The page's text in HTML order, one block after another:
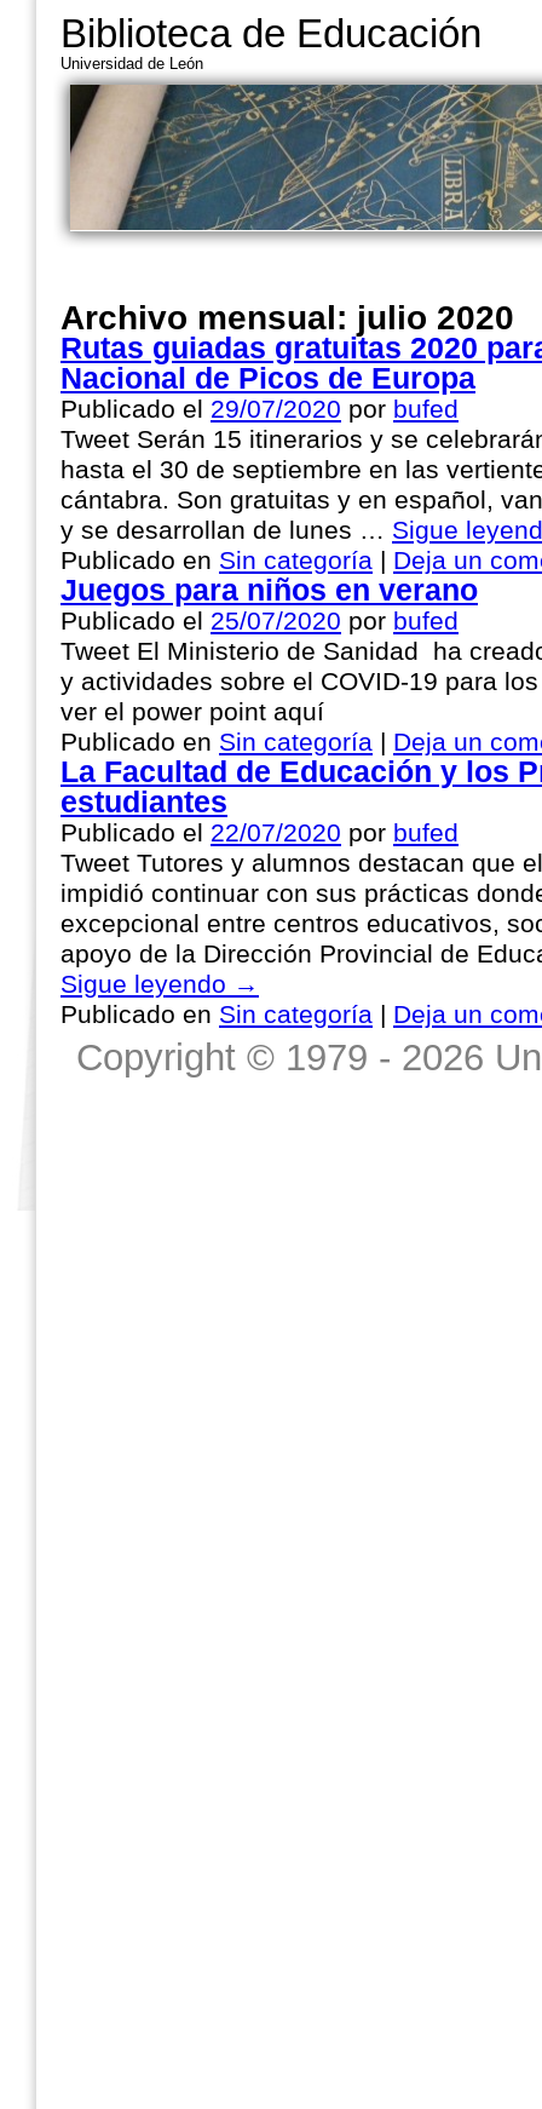
Biblioteca de Educación
Universidad de León
Archivo mensual: julio 2020
Rutas guiadas gratuitas 2020
Nacional de Picos de Europa
Publicado el 29/07/2020 por bufed
Tweet Serán 15 itinerarios y se
hasta el 30 de septiembre en las
cántabra. Son gratuitas y en español,
y se desarrollan de lunes … Sigue
Publicado en Sin categoría | Deja un
Juegos para niños en verano
Publicado el 25/07/2020 por bufed
Tweet El Ministerio de Sanidad ha
y actividades sobre el COVID-19 para
ver el power point aquí
Publicado en Sin categoría | Deja un
La Facultad de Educación y los
estudiantes
Publicado el 22/07/2020 por bufed
Tweet Tutores y alumnos destacan que
impidió continuar con sus prácticas
excepcional entre centros educativos,
apoyo de la Dirección Provincial de
Sigue leyendo →
Publicado en Sin categoría | Deja un
Copyright © 1979 - 2026